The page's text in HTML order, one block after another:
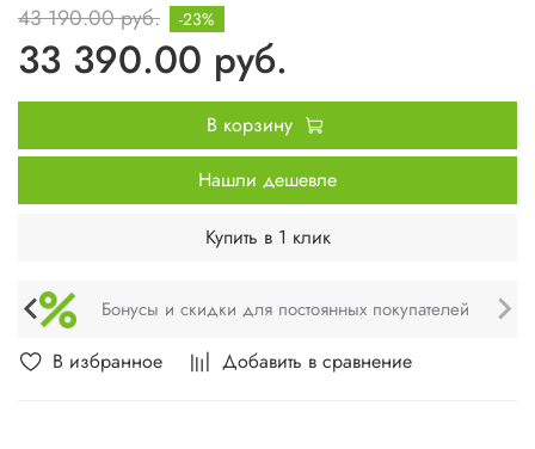
В избранное Добавить в сравнение
43 190.00 руб.
33 390.00 руб.
-23%
В корзину
Нашли дешевле
Купить в 1 клик
Техническое обслуживание и монтаж